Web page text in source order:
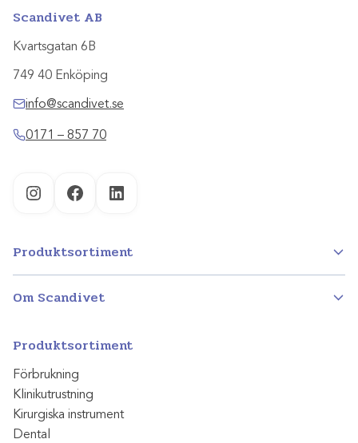
Scandivet AB
Kvartsgatan 6B
749 40 Enköping
info@scandivet.se
0171 – 857 70
InstagramFacebookLinkedIn
Produktsortiment
Om Scandivet
Produktsortiment
Förbrukning
Klinikutrustning
Kirurgiska instrument
Dental